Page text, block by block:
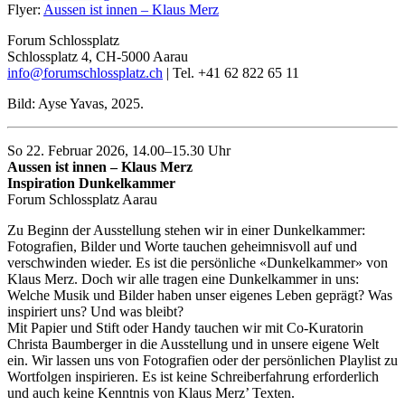
Flyer: Aussen ist innen – Klaus Merz
Forum Schlossplatz
Schlossplatz 4, CH-5000 Aarau
info@forumschlossplatz.ch | Tel. +41 62 822 65 11
Bild: Ayse Yavas, 2025.
So 22. Februar 2026, 14.00–15.30 Uhr
Aussen ist innen – Klaus Merz
Inspiration Dunkelkammer
Forum Schlossplatz Aarau
Zu Beginn der Ausstellung stehen wir in einer Dunkelkammer:
Fotografien, Bilder und Worte tauchen geheimnisvoll auf und
verschwinden wieder. Es ist die persönliche «Dunkelkammer» von
Klaus Merz. Doch wir alle tragen eine Dunkelkammer in uns:
Welche Musik und Bilder haben unser eigenes Leben geprägt? Was
inspiriert uns? Und was bleibt?
Mit Papier und Stift oder Handy tauchen wir mit Co-Kuratorin
Christa Baumberger in die Ausstellung und in unsere eigene Welt
ein. Wir lassen uns von Fotografien oder der persönlichen Playlist zu
Wortfolgen inspirieren. Es ist keine Schreiberfahrung erforderlich
und auch keine Kenntnis von Klaus Merz’ Texten.